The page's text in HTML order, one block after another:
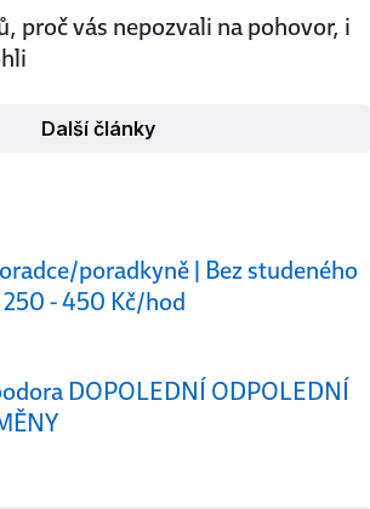
proč vás nepozvali na pohovor, i
Další články
poradkyně | Bez studeného
- 450 Kč/hod
DOPOLEDNÍ ODPOLEDNÍ